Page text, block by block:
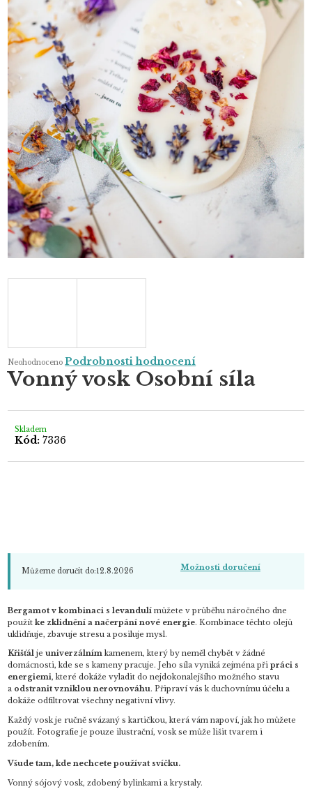
Průměrné
produktu
5
Neohodnoceno Podrobnosti hodnocení
Vonný vosk Osobní síla
Skladem
Kód: 7336
Můžeme doručit do:12.8.2026 Možnosti doručení
Bergamot v kombinaci s levandulí můžete v průběhu náročného dne
použít ke zklidnění a načerpání nové energie. Kombinace těchto olejů
uklidňuje, zbavuje stresu a posiluje mysl.
Křišťál jeuniverzálním kamenem, který by neměl chybět v žádné
domácnosti, kde se s kameny pracuje. Jeho síla vyniká zejména připráci s
energiemi, které dokáže vyladit do nejdokonalejšího možného stavu
a odstranit vzniklou nerovnováhu. Připraví vás k duchovnímu účelu a
dokáže odfiltrovat všechny negativní vlivy.
Každý vosk je ručně svázaný s kartičkou, která vám napoví, jak ho můžete
použít. Fotografie je pouze ilustrační, vosk se může lišit tvarem i
zdobením.
Všude tam, kde nechcete používat svíčku.
Vonný sójový vosk, zdobený bylinkami a krystaly.